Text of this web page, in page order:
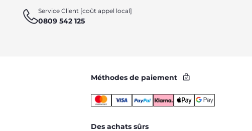
Service Client [coût appel local]
0809 542 125
Méthodes de paiement
Des achats sûrs